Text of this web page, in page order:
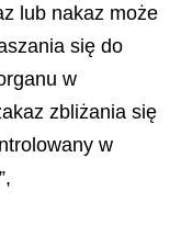
lub nakaz może
się do
w
zbliżania się
w